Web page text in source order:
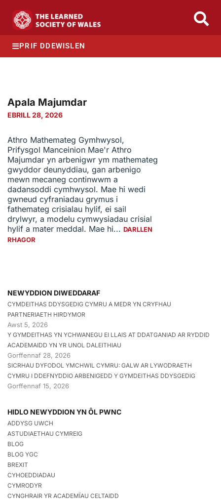
PRIF DDEWISLEN
Apala Majumdar
EBRILL 28, 2026
Athro Mathemateg Gymhwysol,
Prifysgol Manceinion Mae'r Athro
Majumdar yn arbenigwr ym mathemateg
gwyddor deunyddiau, gan arbenigo
mewn mecaneg continwwm a
dadansoddi cymhwysol. Mae hi wedi
gwneud cyfraniadau grymus i
fathemateg crisialau hylif, ei sail
drylwyr, a modelu cymwysiadau crisial
hylif a mater meddal. Mae hi... DARLLEN
RHAGOR
NEWYDDION DIWEDDARAF
CYMDEITHAS DDYSGEDIG CYMRU A MEDR YN CRYFHAU
PARTNERIAETH HIRDYMOR
Awst 5, 2026
Y GYMDEITHAS YN YCHWANEGU EI LLAIS AT DDATGANIAD AR RYDDID
ACADEMAIDD YN YR UNOL DALEITHIAU
Gorffennaf 28, 2026
SICRHAU DYFODOL YMCHWIL CYMRU: GALW AR LYWODRAETH
CYMRU I DDEFNYDDIO ARBENIGEDD Y GYMDEITHAS DDYSGEDIG
Gorffennaf 15, 2026
HIDLO NEWYDDION YN ÔL PWNC
ADDYSG UWCH
ASTUDIAETHAU CYMREIG
BLOG
BLOG YGC
BREXIT
CYHOEDDIADAU
CYMRODYR
CYNGHRAIR YR ACADEMÏAU CELTAIDD